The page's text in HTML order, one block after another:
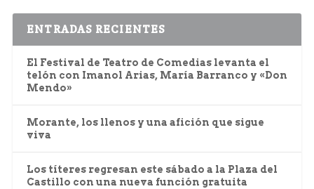
ENTRADAS RECIENTES
El Festival de Teatro de Comedias levanta el
telón con Imanol Arias, María Barranco y «Don
Mendo»
Morante, los llenos y una afición que sigue
viva
Los títeres regresan este sábado a la Plaza del
Castillo con una nueva función gratuita